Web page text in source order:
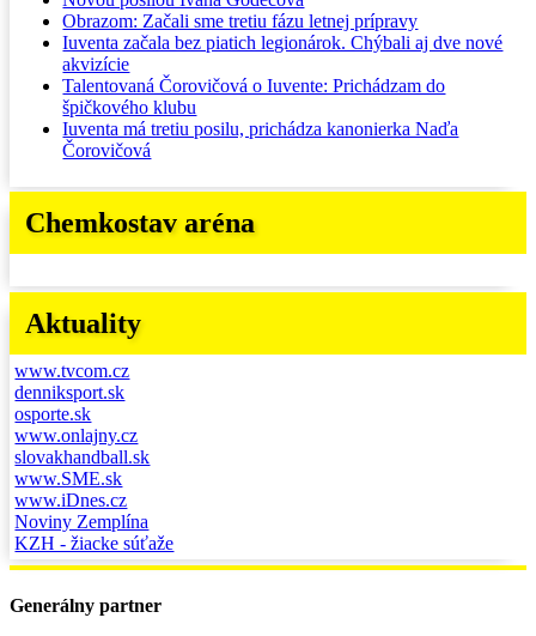
Obrazom: Začali sme tretiu fázu letnej prípravy
Iuventa začala bez piatich legionárok. Chýbali aj dve nové
akvizície
Talentovaná Čorovičová o Iuvente: Prichádzam do
špičkového klubu
Iuventa má tretiu posilu, prichádza kanonierka Naďa
Čorovičová
Chemkostav aréna
Aktuality
www.tvcom.cz
denniksport.sk
osporte.sk
www.onlajny.cz
slovakhandball.sk
www.SME.sk
www.iDnes.cz
Noviny Zemplína
KZH - žiacke súťaže
Generálny partner